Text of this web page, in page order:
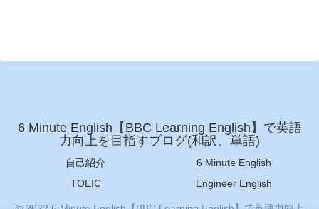
6 Minute English【BBC Learning English】で英語
力向上を目指すブログ(和訳、単語)
自己紹介
6 Minute English
TOEIC
Engineer English